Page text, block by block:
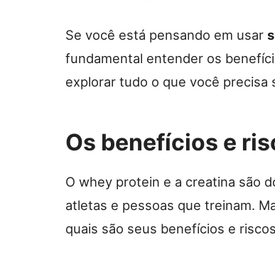
Se você está pensando em usar
fundamental entender os
explorar tudo o que você precisa
Os benefícios e
O whey protein e a creatina são
atletas e pessoas que treinam.
quais são seus benefícios e